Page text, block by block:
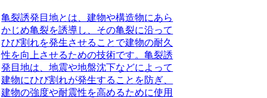
亀裂誘発目地とは、建物や構造物にあら
かじめ亀裂を誘導し、その亀裂に沿って
ひび割れを発生させることで建物の耐久
性を向上させるための技術です。亀裂誘
発目地は、地震や地盤沈下などによって
建物にひび割れが発生することを防ぎ、
建物の強度や耐震性を高めるために使用